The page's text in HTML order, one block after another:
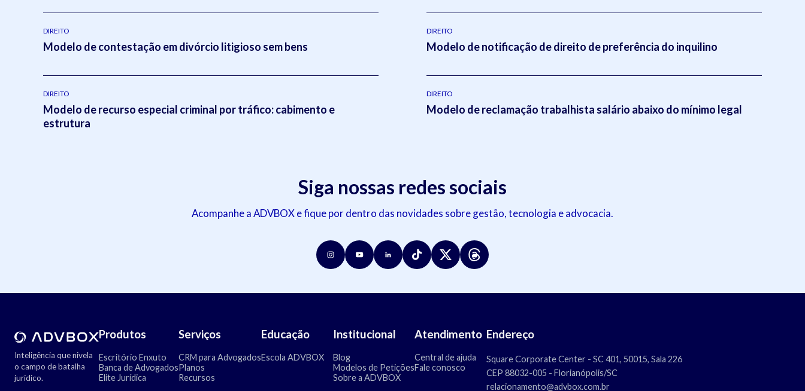
DIREITO
Modelo de contestação em divórcio litigioso sem bens
DIREITO
Modelo de notificação de direito de preferência do inquilino
DIREITO
Modelo de recurso especial criminal por tráfico: cabimento e
estrutura
DIREITO
Modelo de reclamação trabalhista salário abaixo do mínimo legal
Siga nossas redes sociais
Acompanhe a ADVBOX e fique por dentro das novidades sobre gestão, tecnologia e advocacia.
Inteligência que nivela
o campo de batalha
jurídico.
Produtos
Escritório Enxuto
Banca de Advogados
Elite Jurídica
Serviços
CRM para Advogados
Planos
Recursos
Educação
Escola ADVBOX
Institucional
Blog
Modelos de Petições
Sobre a ADVBOX
Atendimento
Central de ajuda
Fale conosco
Endereço
Square Corporate Center - SC 401, 50015, Sala 226
CEP 88032-005 - Florianópolis/SC
relacionamento@advbox.com.br